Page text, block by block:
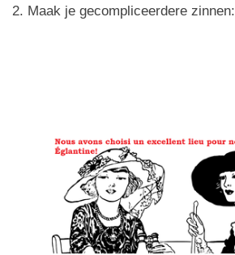
2. Maak je gecompliceerdere zinnen: